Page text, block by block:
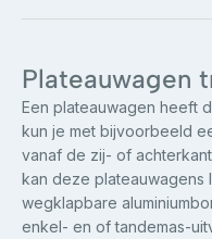
Plateauwagen
Een plateauwagen heeft
kun je met bijvoorbeeld
vanaf de zij- of
kan deze
wegklapbare
enkel- en of tandemas-